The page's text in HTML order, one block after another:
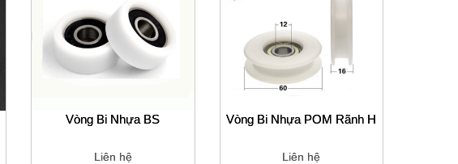
Vòng Bi Nhựa BS
Liên hệ
Vòng Bi Nhựa POM Rãnh H
Liên hệ
Thương hiệu: MASIMEI